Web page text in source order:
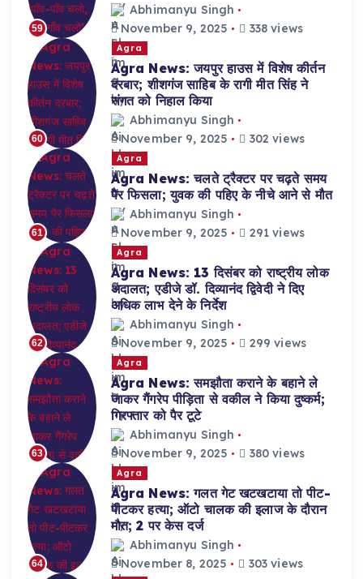
59
Abhimanyu Singh
November 9, 2025
338 views
60
Agra
Agra News: जयपुर हाउस में विशेष कीर्तन
दरबार; शीशगंज साहिब के रागी मीत सिंह ने
संगत को निहाल किया
Abhimanyu Singh
November 9, 2025
302 views
61
Agra
Agra News: चलते ट्रैक्टर पर चढ़ते समय
पैर फिसला; युवक की पहिए के नीचे आने से मौत
Abhimanyu Singh
November 9, 2025
291 views
62
Agra
Agra News: 13 दिसंबर को राष्ट्रीय लोक
अदालत; एडीजे डॉ. दिव्यानंद द्विवेदी ने दिए
अधिक लाभ देने के निर्देश
Abhimanyu Singh
November 9, 2025
299 views
63
Agra
Agra News: समझौता कराने के बहाने ले
जाकर गैंगरेप पीड़िता से वकील ने किया दुष्कर्म;
गिरफ्तार को पैर टूटे
Abhimanyu Singh
November 9, 2025
380 views
64
Agra
Agra News: गलत गेट खटखटाया तो पीट-
पीटकर हत्या; ऑटो चालक की इलाज के दौरान
मौत; 2 पर केस दर्ज
Abhimanyu Singh
November 8, 2025
303 views